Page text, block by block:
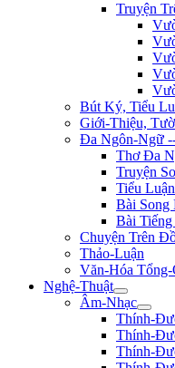
Truyện
Bút Ký, Tiểu
Giới-Thiệu,
Đa Ngôn-Ngữ
Thơ Đa
Truyện
Tiểu
Bài Song
Bài
Chuyện Trên
Thảo-Luận
Văn-Hóa Tổng-
Nghệ-Thuật
Âm-Nhạc
Thính-
Thính-
Thính-